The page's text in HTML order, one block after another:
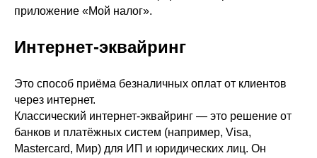
приложение «Мой налог».
Интернет-эквайринг
Это способ приёма безналичных оплат от клиентов
через интернет.
Классический интернет-эквайринг — это решение от
банков и платёжных систем (например, Visa,
Mastercard, Мир) для ИП и юридических лиц. Он